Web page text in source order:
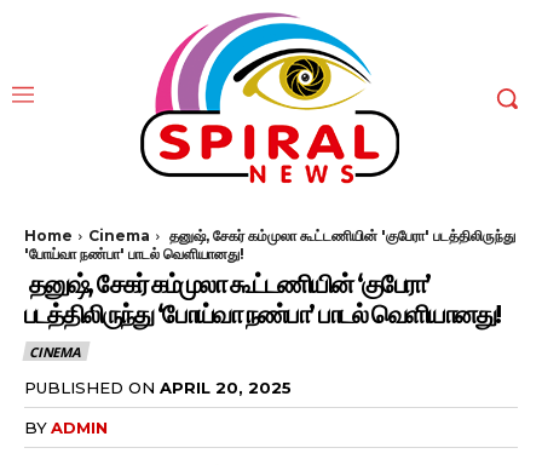
Home Cinema
தனுஷ், சேகர் கம்முலா கூட்டணியின் 'குபேரா' படத்திலிருந்து
'போய்வா நண்பா' பாடல் வெளியானது!
தனுஷ், சேகர் கம்முலா கூட்டணியின் ‘குபேரா’
படத்திலிருந்து ‘போய்வா நண்பா’ பாடல் வெளியானது!
CINEMA
PUBLISHED ON APRIL 20, 2025
BYADMIN